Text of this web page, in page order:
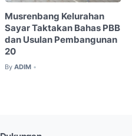
Musrenbang Kelurahan
Sayar Taktakan Bahas PBB
dan Usulan Pembangunan
20
By ADIM •